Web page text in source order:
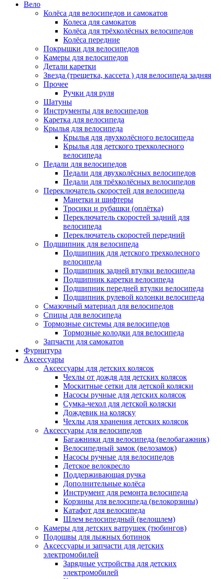
Вело
Колёса для велосипедов и самокатов
Колеса для самокатов
Колёса для трёхколёсных велосипедов
Колёса передние
Покрышки для велосипедов
Камеры для велосипедов
Детали каретки
Звезда (трещетка, кассета ) для велосипеда задняя
Прочее
Ручки для руля
Шатуны
Инструменты для велосипедов
Каретка для велосипеда
Крылья для велосипеда
Крылья для двухколёсного велосипеда
Крылья для детского трехколесного
велосипеда
Педали для велосипедов
Педали для двухколёсных велосипедов
Педали для трёхколёсных велосипедов
Переключатель скоростей для велосипеда
Манетки и шифтеры
Тросики и рубашки (оплётка)
Переключатель скоростей задний для
велосипеда
Переключатель скоростей передний
Подшипник для велосипеда
Подшипник для детского трехколесного
велосипеда
Подшипник задней втулки велосипеда
Подшипник каретки велосипеда
Подшипник передней втулки велосипеда
Подшипник рулевой колонки велосипеда
Смазочный материал для велосипедов
Спицы для велосипеда
Тормозные системы для велосипедов
Тормозные колодки для велосипеда
Запчасти для самокатов
Фурнитура
Аксессуары
Аксессуары для детских колясок
Чехлы от дождя для детских колясок
Москитные сетки для детской коляски
Насосы ручные для детских колясок
Сумка-чехол для детской коляски
Дождевик на коляску
Чехлы для хранения детских колясок
Аксессуары для велосипедов
Багажники для велосипеда (велобагажник)
Велосипедный замок (велозамок)
Насосы ручные для велосипедов
Детское велокресло
Поддерживающая ручка
Дополнительные колёса
Инструмент для ремонта велосипеда
Корзины для велосипеда (велокорзины)
Катафот для велосипеда
Шлем велосипедный (велошлем)
Камеры для детских ватрушек (тюбингов)
Подошвы для лыжных ботинок
Аксессуары и запчасти для детских
электромобилей
Зарядные устройства для детских
электромобилей